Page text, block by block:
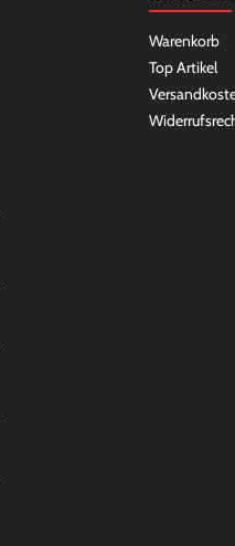
Warenkorb
Top Artikel